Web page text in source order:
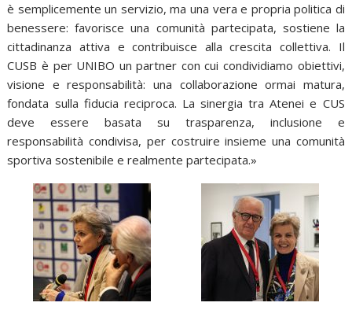
è semplicemente un servizio, ma una vera e propria politica di
benessere: favorisce una comunità partecipata, sostiene la
cittadinanza attiva e contribuisce alla crescita collettiva. Il
CUSB è per UNIBO un partner con cui condividiamo obiettivi,
visione e responsabilità: una collaborazione ormai matura,
fondata sulla fiducia reciproca. La sinergia tra Atenei e CUS
deve essere basata su trasparenza, inclusione e
responsabilità condivisa, per costruire insieme una comunità
sportiva sostenibile e realmente partecipata.»